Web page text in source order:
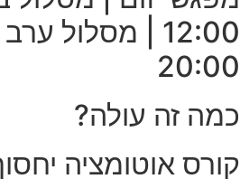
20:00
כמה זה עולה?
קורס אוטומציה